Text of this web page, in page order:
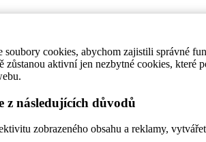
cookies, abychom zajistili správné
zůstanou aktivní jen nezbytné cookies,
z následujících důvodů
zobrazeného obsahu a reklamy,